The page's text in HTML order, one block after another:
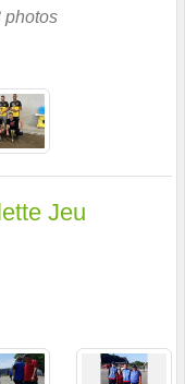
photos
Jeu